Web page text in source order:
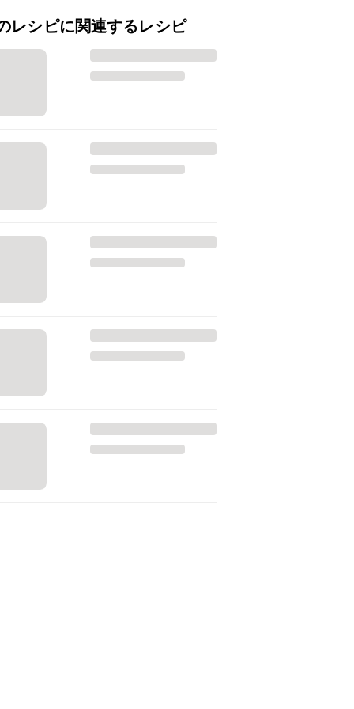
レシピに関連するレシピ